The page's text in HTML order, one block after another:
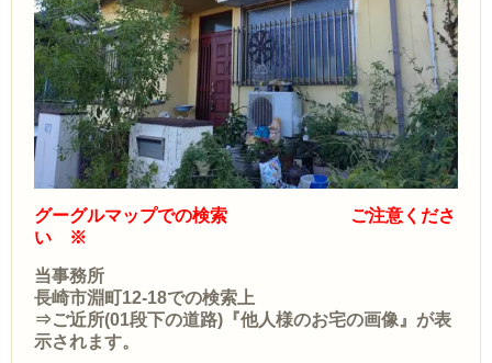
グーグルマップでの検索 ご注意くださ
い ※
当事務所
長崎市淵町12-18での検索上
⇒ご近所(01段下の道路)『他人様のお宅の画像』が表
示されます。